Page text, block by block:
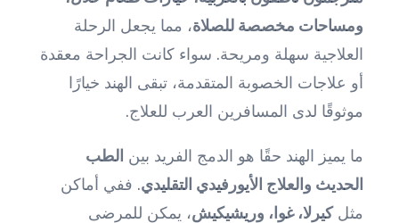
ومساحات مخصصة للصلاة، مما يجعل الرحلة
العلاجية سهلة ومريحة. سواء كانت الجراحة معقدة
أو علاجات الخصوبة المتقدمة، تبقى الهند خيارًا
موثوقًا لدى المسافرين العرب للعلاج.
ما يميز الهند حقًا هو الدمج الفريد بين الطب
الحديث والعلاج الأيورفيدي التقليدي. ففي أماكن
مثلكيرلا، غوا، وريشيكيش، يمكن للمرضى